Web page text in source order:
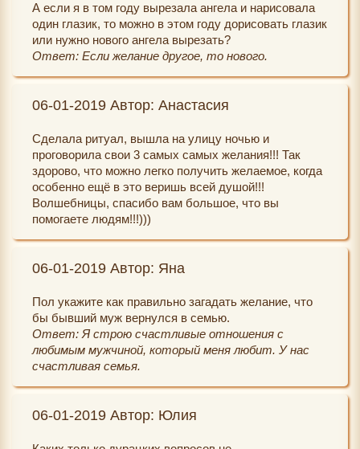
А если я в том году вырезала ангела и нарисовала
один глазик, то можно в этом году дорисовать глазик
или нужно нового ангела вырезать?
Ответ: Если желание другое, то нового.
06-01-2019 Автор: Анастасия
Сделала ритуал, вышла на улицу ночью и
проговорила свои 3 самых самых желания!!! Так
здорово, что можно легко получить желаемое, когда
особенно ещё в это веришь всей душой!!!
Волшебницы, спасибо вам большое, что вы
помогаете людям!!!)))
06-01-2019 Автор: Яна
Пол укажите как правильно загадать желание, что
бы бывший муж вернулся в семью.
Ответ: Я строю счастливые отношения с
любимым мужчиной, который меня любит. У нас
счастливая семья.
06-01-2019 Автор: Юлия